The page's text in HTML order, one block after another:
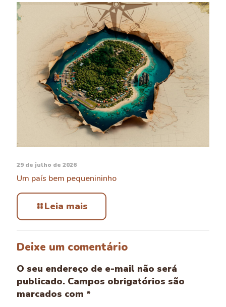
29 de julho de 2026
Um país bem pequenininho
Leia mais
Deixe um comentário
O seu endereço de e-mail não será
publicado. Campos obrigatórios são
marcados com *